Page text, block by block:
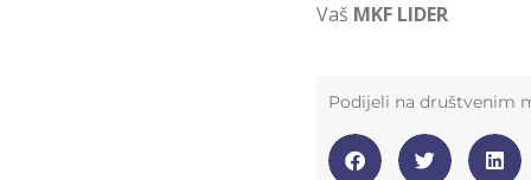
Vaš MKF LIDER
Podijeli na društvenim